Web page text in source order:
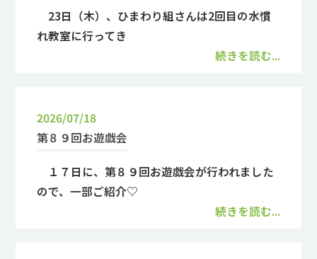
23日（木）、ひまわり組さんは2回目の水慣
れ教室に行ってき
続きを読む...
2026/07/18
第８９回お遊戯会
１７日に、第８９回お遊戯会が行われました
ので、一部ご紹介♡
続きを読む...